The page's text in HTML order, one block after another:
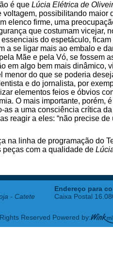
é que Lúcia Elétrica de
voltagem, possibilitando
elenco firme, uma
que costumam vicejar,
do espetáculo,
a se ligar mais ao embalo e
Mãe e pela Vó, se fossem
em algo bem mais dinâmico,
menor do que se poderia
e do jornalista, por
elementos feios e óbvios
O mais importante, porém,
as a uma consciência crítica
reagir a eles: “não precise
na linha de programação do
peças com a qualidade de
- Catete
Endereço para
Caixa Postal
Reserved Powered by: